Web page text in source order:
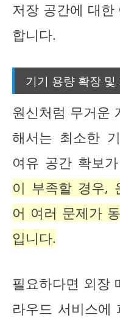
저장 공간에 대
합니다.
기기 용량 확장
원신처럼 무거운
해서는 최소한
여유 공간 확보
이 부족할 경우,
어 여러 문제가
입니다.
필요하다면 외장
라우드 서비스에